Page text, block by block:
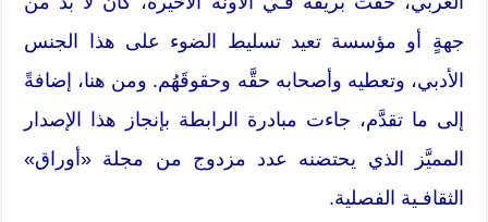
جهةٍ أو مؤسسة تعيد تسليط الضوء على هذا الجنس
الأدبي، وتعطيه وأصحابه حقَّه وحقوقَهُم. ومن هنا، إضافةً
إلى ما تقدَّم، جاءت مبادرة الرابطة بإنجاز هذا الإصدار
المميَّز الذي يحتضنه عدد مزدوج من مجلة «أوراق»
الثقافـية الفصلية.